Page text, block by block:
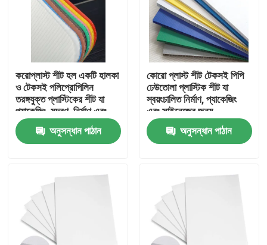
পণ্য
ভিডিও
করোপ্লাস্ট শীট হল একটি হালকা
ও টেকসই পলিপ্রোপিলিন
তরঙ্গযুক্ত প্লাস্টিকের শীট যা
প্যাকেজিং, মুদ্রণ, নির্মাণ এবং
সুরক্ষা সহ বিভিন্ন
অ্যাপ্লিকেশনগুলির জন্য
ডিজাইন করা হয়েছে।
অনুসন্ধান পাঠান
কোরো প্লাস্ট শীট টেকসই পিপি
ঢেউতোলা প্লাস্টিক শীট যা
স্বয়ংচালিত নির্মাণ, প্যাকেজিং
এবং সাইনেজের জন্য
পারফরম্যান্স সরবরাহ করে
অনুসন্ধান পাঠান